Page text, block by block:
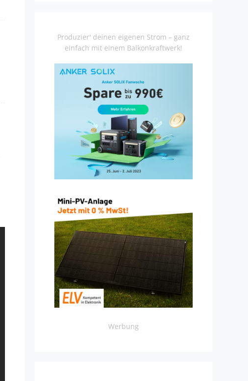
Produzier' deinen eigenen Strom – ganz
einfach mit einem Balkonkraftwerk!
Werbung